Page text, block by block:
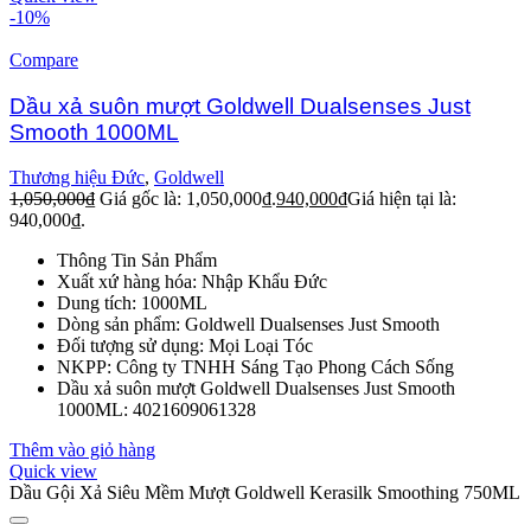
-10%
Compare
Dầu xả suôn mượt Goldwell Dualsenses Just
Smooth 1000ML
Thương hiệu Đức, Goldwell
1,050,000₫ Giá gốc là: 1,050,000₫.940,000₫Giá hiện tại là:
940,000₫.
Thông Tin Sản Phẩm
Xuất xứ hàng hóa: Nhập Khẩu Đức
Dung tích: 1000ML
Dòng sản phẩm: Goldwell Dualsenses Just Smooth
Đối tượng sử dụng: Mọi Loại Tóc
NKPP: Công ty TNHH Sáng Tạo Phong Cách Sống
Dầu xả suôn mượt Goldwell Dualsenses Just Smooth
1000ML: 4021609061328
Thêm vào giỏ hàng
Quick view
Dầu Gội Xả Siêu Mềm Mượt Goldwell Kerasilk Smoothing 750ML